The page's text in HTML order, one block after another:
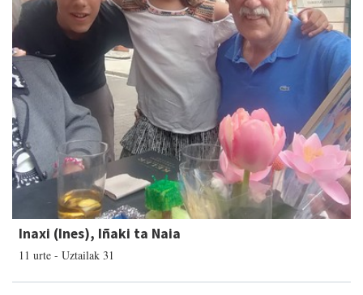
Inaxi (Ines), Iñaki ta Naia
11 urte - Uztailak 31